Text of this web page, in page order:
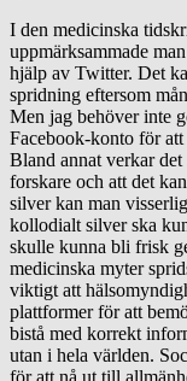
I den medicinska
uppmärksammade
hjälp av Twitter. Det
spridning eftersom
Men jag behöver inte
Facebook-konto för
Bland annat verkar
forskare och att det
silver kan man
kollodialt silver ska
skulle kunna bli frisk
medicinska myter
viktigt att
plattformer för att
bistå med korrekt
utan i hela världen.
för att nå ut till